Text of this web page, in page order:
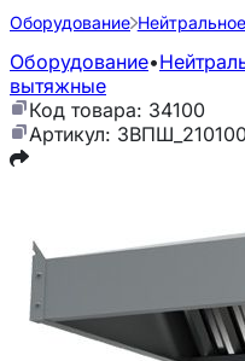
Оборудование
Оборудование•
вытяжные
Код товара: 34100
Артикул: